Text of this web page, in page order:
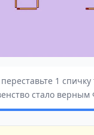
1
стало верным